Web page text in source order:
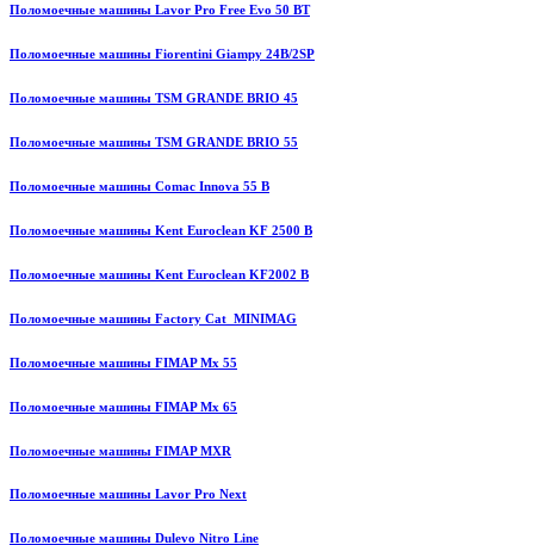
Поломоечные машины Lavor Pro Free Evo 50 BT
Поломоечные машины Fiorentini Giampy 24B/2SP
Поломоечные машины TSM GRANDE BRIO 45
Поломоечные машины TSM GRANDE BRIO 55
Поломоечные машины Comac Innova 55 B
Поломоечные машины Kent Euroclean KF 2500 B
Поломоечные машины Kent Euroclean KF2002 B
Поломоечные машины Factory Cat MINIMAG
Поломоечные машины FIMAP Mx 55
Поломоечные машины FIMAP Mx 65
Поломоечные машины FIMAP MXR
Поломоечные машины Lavor Pro Next
Поломоечные машины Dulevo Nitro Line